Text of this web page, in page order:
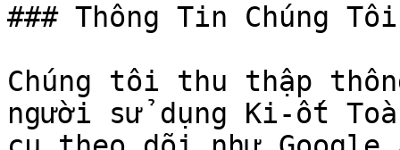
### Thông Tin Chúng
Chúng tôi thu thập
người sử dụng Ki-ốt